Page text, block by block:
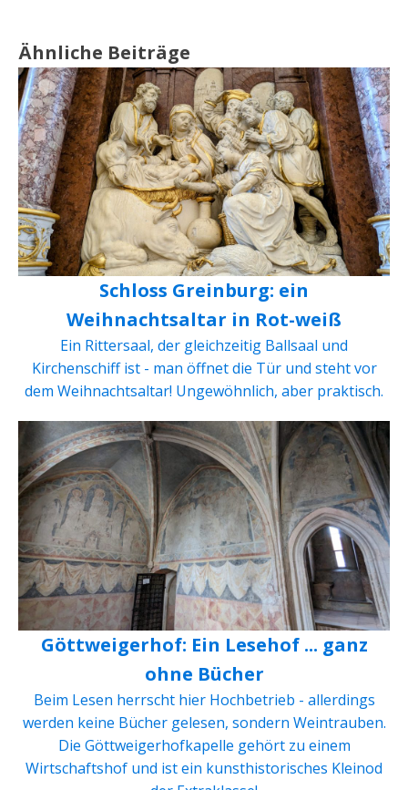
Ähnliche Beiträge
Schloss Greinburg: ein
Weihnachtsaltar in Rot-weiß
Ein Rittersaal, der gleichzeitig Ballsaal und
Kirchenschiff ist - man öffnet die Tür und steht vor
dem Weihnachtsaltar! Ungewöhnlich, aber praktisch.
Göttweigerhof: Ein Lesehof ... ganz
ohne Bücher
Beim Lesen herrscht hier Hochbetrieb - allerdings
werden keine Bücher gelesen, sondern Weintrauben.
Die Göttweigerhofkapelle gehört zu einem
Wirtschaftshof und ist ein kunsthistorisches Kleinod